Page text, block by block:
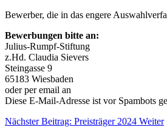
Bewerber, die in das engere
Bewerbungen bitte an:
Julius-Rumpf-Stiftung
z.Hd. Claudia Sievers
Steingasse 9
65183 Wiesbaden
oder per email an
Diese E-Mail-Adresse ist vor Spambots
Nächster Beitrag: Preisträger 2024 Weiter